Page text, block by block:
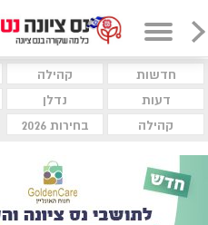
חדשות קהילה
דעות
נדלן
קהילה
בחירות 2026